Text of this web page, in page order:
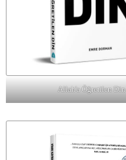
Allah'a Öğretilen Din